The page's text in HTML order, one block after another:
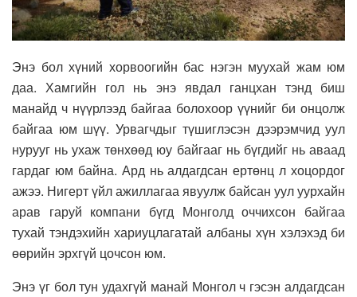
Энэ бол хүний хорвоогийн бас нэгэн муухай жам юм
даа. Хамгийн гол нь энэ явдал ганцхан тэнд биш
манайд ч нүүрлээд байгаа болохоор үүнийг би онцолж
байгаа юм шүү. Урвагчдыг түшиглэсэн дээрэмчид уул
нурууг нь ухаж төнхөөд юу байгааг нь бүгдийг нь аваад
гардаг юм байна. Ард нь алдагдсан ертөнц л хоцордог
ажээ. Нигерт үйл ажиллагаа явуулж байсан уул уурхайн
арав гаруй компани бүгд Монголд оччихсон байгаа
тухай тэндэхийн хариуцлагатай албаны хүн хэлэхэд би
өөрийн эрхгүй цочсон юм.
Энэ үг бол тун удахгүй манай Монгол ч гэсэн алдагдсан